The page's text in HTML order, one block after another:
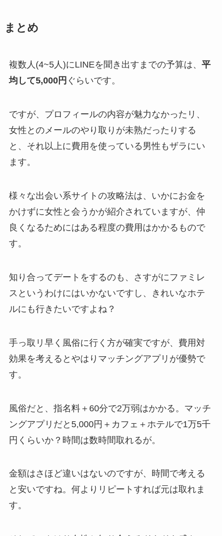
まとめ
複数人(4~5人)にLINEを聞き出すまでの予算は、 平
均して5,000円 ぐらいです。
ですが、プロフィールの内容が魅力なかったリ、
女性とのメールのやり取りが未熟だったりする
と、それ以上に費用を使っている男性もザラにい
ます。
様々な出会い系サイトの攻略法は、いかにお金を
かけずに女性と会うかが紹介されていますが、仲
良くなるためにはある程度の費用はかかるもので
す。
知り合ってデートをするのも、さすがにファミレ
スというわけにはいかないですし、きれいなホテ
ルにも行きたいですよね？
手っ取リ早く風俗に行く方が確実ですが、費用対
効果を考えるとやはりマッチングアプリが優勢で
す。
風俗だと、指名料＋60分で2万弱はかかる。マッチ
ングアプリだと5,000円＋カフェ＋ホテルで1万5千
円くらいか？時間は数時間取れるが。
金額はさほど違いはないのですが、時間で考える
と安いですね。何よりリピートすれば元は取れま
す。